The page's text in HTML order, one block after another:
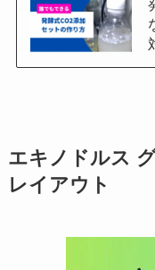
エキノドルス
レイアウト